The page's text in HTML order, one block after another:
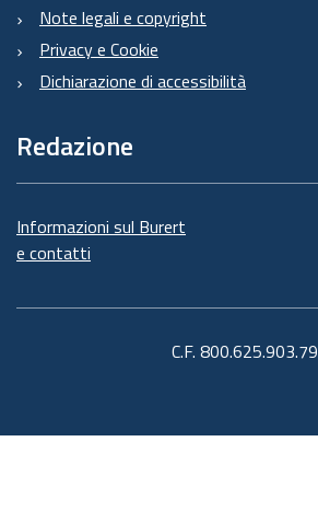
Note legali e copyright
Privacy e Cookie
Dichiarazione di accessibilità
Redazione
Informazioni sul Burert
e contatti
C.F. 800.625.903.79